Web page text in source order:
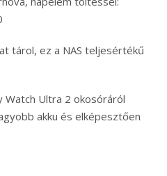
tárol, ez a NAS teljesértékű
Watch Ultra 2 okosóráról
akku és elképesztően